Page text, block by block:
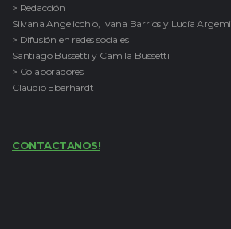
> Redacción
Silvana Angelicchio, Ivana Barrios y Lucía Argemi
> Difusión en redes sociales
Santiago Bussetti y Camila Bussetti
> Colaboradores
Claudio Eberhardt
CONTACTANOS!